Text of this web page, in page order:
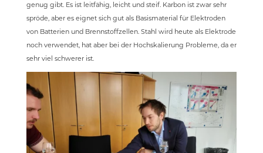
genug gibt. Es ist leitfähig, leicht und steif. Karbon ist zwar sehr
spröde, aber es eignet sich gut als Basismaterial für Elektroden
von Batterien und Brennstoffzellen. Stahl wird heute als Elektrode
noch verwendet, hat aber bei der Hochskalierung Probleme, da er
sehr viel schwerer ist.